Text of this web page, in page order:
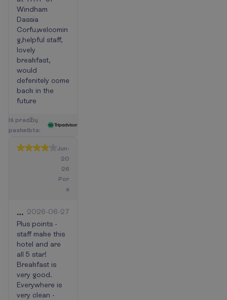
lovely
breakfast,
will
return.
Windham
Dassia
Corfu,welcomin
g,helpful staff,
lovely
breakfast,
would
defenitely come
back in the
future
Iš pradžių
paskelbta:
Jun-
20
26
Por
a
Nice
enough
hotel
but….
2026-06-27
Plus points -
staff make this
hotel and are
all 5 star!
Breakfast is
very good.
Everywhere is
very clean -